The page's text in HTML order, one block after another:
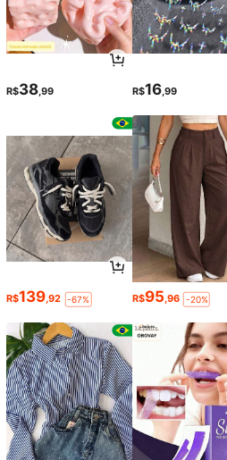
R$38 ,99 R$16,99
R$139,92 -67% R$95,96 -20%